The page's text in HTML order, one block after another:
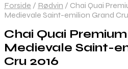
Forside / Rødvin / Chai Quai
Medievale Saint-emilion Grand
Chai Quai
Medievale Saint-
Cru 2016